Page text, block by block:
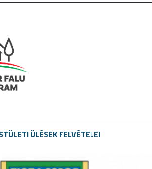
ÜLÉSEK FELVÉTELEI